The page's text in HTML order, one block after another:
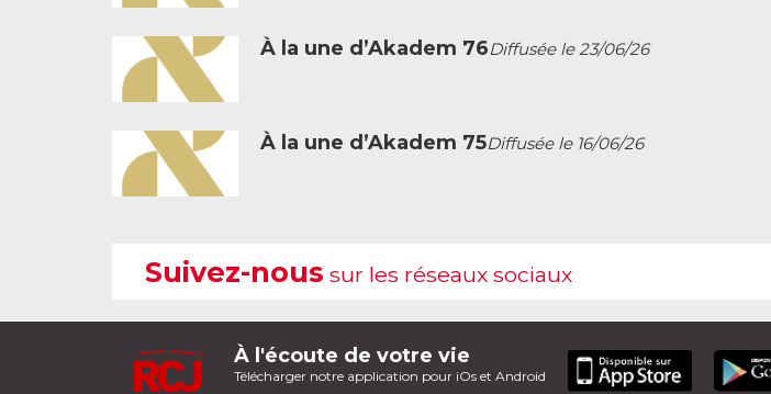
À la une d’Akadem 76Diffusée le 23/06/26
À la une d’Akadem 75Diffusée le 16/06/26
Suivez-nous sur les réseaux sociaux
À l'écoute de votre vie
Télécharger notre application pour iOs et Android